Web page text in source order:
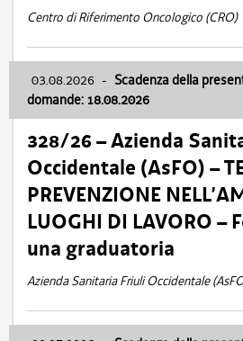
Centro di Riferimento Oncologico (CRO)
03.08.2026 - Scadenza della
domande: 18.08.2026
328/26 – Azienda
Occidentale (AsFO) –
PREVENZIONE
LUOGHI DI LAVORO –
una graduatoria
Azienda Sanitaria Friuli Occidentale